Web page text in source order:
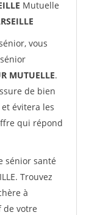
Mutuelle
vous
MUTUELLE.
de bien
évitera les
qui répond
sénior santé
Trouvez
à
de votre